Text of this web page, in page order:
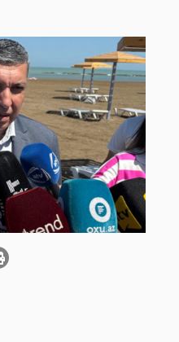
Внутренняя политикаНаука